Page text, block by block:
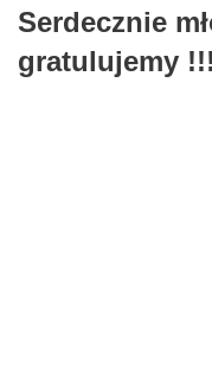
Serdecznie
gratulujemy !!!